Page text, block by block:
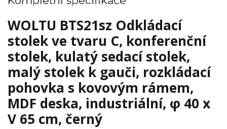
WOLTU BTS21sz Odkládací
stolek ve tvaru C, konferenční
stolek, kulatý sedací stolek,
malý stolek k gauči, rozkládací
pohovka s kovovým rámem,
MDF deska, industriální, φ 40 x
V 65 cm, černý